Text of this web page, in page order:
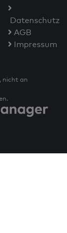
Datenschutz
AGB
Impressum
nicht an